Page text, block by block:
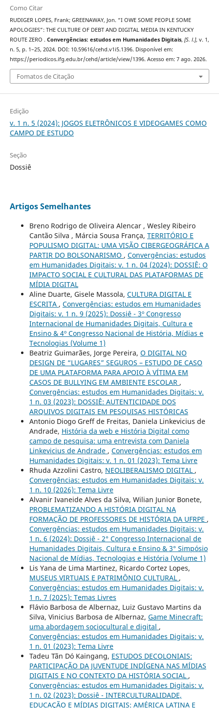
Como Citar
RUDIGER LOPES, Frank; GREENAWAY, Jon. “I OWE SOME PEOPLE SOME
APOLOGIES”: THE CULTURE OF DEBT AND DIGITAL MEDIA IN KENTUCKY
ROUTE ZERO . Convergências: estudos em Humanidades Digitais, [S. l.], v. 1,
n. 5, p. 1–25, 2024. DOI: 10.59616/cehd.v1i5.1396. Disponível em:
https://periodicos.ifg.edu.br/cehd/article/view/1396. Acesso em: 7 ago. 2026.
Fomatos de Citação
Edição
v. 1 n. 5 (2024): JOGOS ELETRÔNICOS E VIDEOGAMES COMO
CAMPO DE ESTUDO
Seção
Dossiê
Artigos Semelhantes
Breno Rodrigo de Oliveira Alencar , Wesley Ribeiro
Cantão Silva , Márcia Sousa França, TERRITÓRIO E
POPULISMO DIGITAL: UMA VISÃO CIBERGEOGRÁFICA A
PARTIR DO BOLSONARISMO , Convergências: estudos
em Humanidades Digitais: v. 1 n. 04 (2024): DOSSIÊ: O
IMPACTO SOCIAL E CULTURAL DAS PLATAFORMAS DE
MÍDIA DIGITAL
Aline Duarte, Gisele Massola, CULTURA DIGITAL E
ESCRITA , Convergências: estudos em Humanidades
Digitais: v. 1 n. 9 (2025): Dossiê - 3º Congresso
Internacional de Humanidades Digitais, Cultura e
Ensino & 4º Congresso Nacional de História, Mídias e
Tecnologias (Volume 1)
Beatriz Guimarães, Jorge Pereira, O DIGITAL NO
DESIGN DE “LUGARES” SEGUROS – ESTUDO DE CASO
DE UMA PLATAFORMA PARA APOIO À VÍTIMA EM
CASOS DE BULLYING EM AMBIENTE ESCOLAR ,
Convergências: estudos em Humanidades Digitais: v.
1 n. 03 (2023): DOSSIÊ: AUTENTICIDADE DOS
ARQUIVOS DIGITAIS EM PESQUISAS HISTÓRICAS
Antonio Diogo Greff de Freitas, Daniela Linkevicius de
Andrade, História da web e História Digital como
campo de pesquisa: uma entrevista com Daniela
Linkevicius de Andrade , Convergências: estudos em
Humanidades Digitais: v. 1 n. 01 (2023): Tema Livre
Rhuda Azzolini Castro, NEOLIBERALISMO DIGITAL ,
Convergências: estudos em Humanidades Digitais: v.
1 n. 10 (2026): Tema Livre
Alvanir Ivaneide Alves da Silva, Wilian Junior Bonete,
PROBLEMATIZANDO A HISTÓRIA DIGITAL NA
FORMAÇÃO DE PROFESSORES DE HISTÓRIA DA UFRPE ,
Convergências: estudos em Humanidades Digitais: v.
1 n. 6 (2024): Dossiê - 2° Congresso Internacional de
Humanidades Digitais, Cultura e Ensino & 3° Simpósio
Nacional de Mídias, Tecnologias e História (Volume 1)
Lis Yana de Lima Martinez, Ricardo Cortez Lopes,
MUSEUS VIRTUAIS E PATRIMÔNIO CULTURAL ,
Convergências: estudos em Humanidades Digitais: v.
1 n. 7 (2025): Temas Livres
Flávio Barbosa de Albernaz, Luiz Gustavo Martins da
Silva, Vinicius Barbosa de Albernaz, Game Minecraft:
uma abordagem sociocultural e digital ,
Convergências: estudos em Humanidades Digitais: v.
1 n. 01 (2023): Tema Livre
Tadeu Tãn Dó Kaingang, ESTUDOS DECOLONIAIS:
PARTICIPAÇÃO DA JUVENTUDE INDÍGENA NAS MÍDIAS
DIGITAIS E NO CONTEXTO DA HISTÓRIA SOCIAL ,
Convergências: estudos em Humanidades Digitais: v.
1 n. 02 (2023): Dossiê - INTERCULTURALIDADE,
EDUCAÇÃO E MÍDIAS DIGITAIS: AMÉRICA LATINA E